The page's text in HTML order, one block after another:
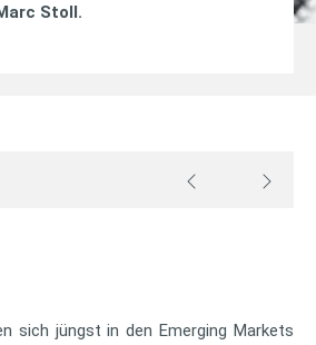
Stoll.
sich jüngst in den Emerging Markets